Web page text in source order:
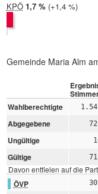
KPÖ 2024:
1,7 % Differenz:
+1,4 %
Gemeinde Maria Alm
Wahlberechtigte
Abgegebene
Ungültige
Gültige
Davon entfielen auf die
ÖVP